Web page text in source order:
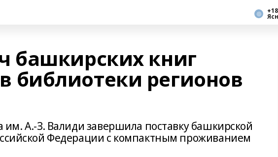
башкирских книг
библиотеки регионов
А.-З. Валиди завершила поставку башкирской
Федерации с компактным проживанием